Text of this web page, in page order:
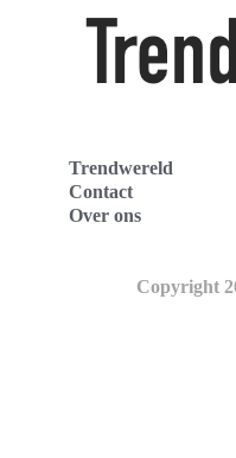
Trendwereld
Contact
Over ons
Copyright